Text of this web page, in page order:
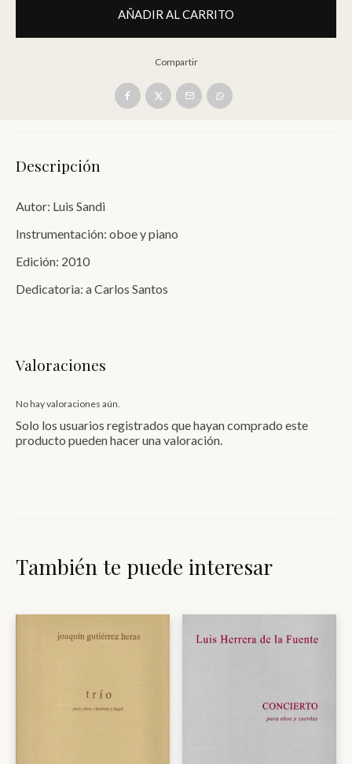
AÑADIR AL CARRITO
Compartir
Descripción
Autor: Luis Sandi
Instrumentación: oboe y piano
Edición: 2010
Dedicatoria: a Carlos Santos
Valoraciones
No hay valoraciones aún.
Solo los usuarios registrados que hayan comprado este
producto pueden hacer una valoración.
También te puede interesar